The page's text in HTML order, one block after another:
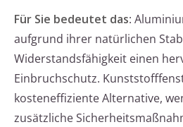
Für Sie bedeutet das:
aufgrund ihrer natürlichen
Widerstandsfähigkeit einen
Einbruchschutz.
kosteneffiziente Alternative,
zusätzliche